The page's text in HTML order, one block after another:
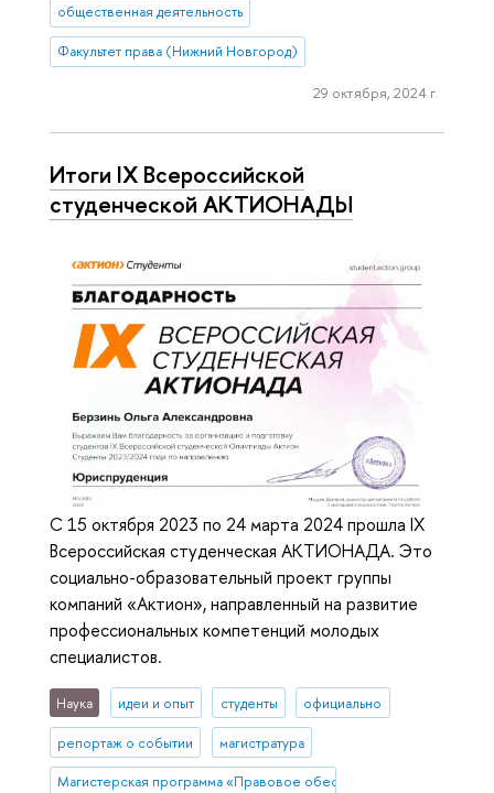
общественная деятельность
Факультет права (Нижний Новгород)
29 октября, 2024 г.
Итоги IX Всероссийской
студенческой АКТИОНАДЫ
С 15 октября 2023 по 24 марта 2024 прошла IX
Всероссийская студенческая АКТИОНАДА. Это
социально-образовательный проект группы
компаний «Актион», направленный на развитие
профессиональных компетенций молодых
специалистов.
Наука идеи и опыт студенты официально
репортаж о событии магистратура
Магистерская программа «Правовое обеспечение и защита